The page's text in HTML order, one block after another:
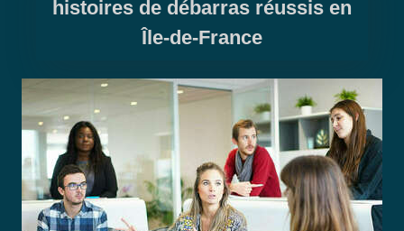
histoires de débarras réussis en
Île-de-France